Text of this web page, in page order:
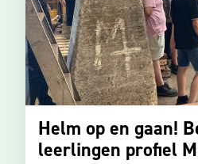
Helm op en gaan!
leerlingen profiel